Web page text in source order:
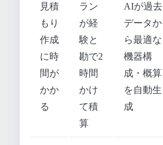
見積
もり
作成
に時
間が
かか
る
ラン
が経
験と
勘で2
時間
かけ
て積
算
AIが過去
データか
ら最適な
機器構
成・概算
を自動生
成